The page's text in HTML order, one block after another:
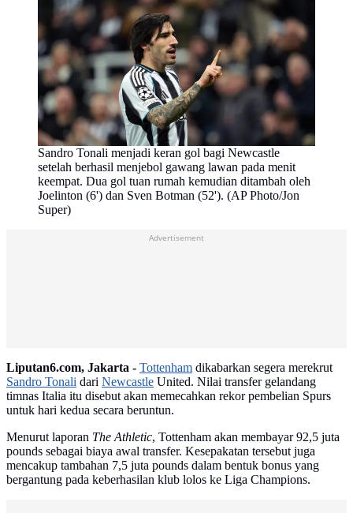
Sandro Tonali menjadi keran gol bagi Newcastle
setelah berhasil menjebol gawang lawan pada menit
keempat. Dua gol tuan rumah kemudian ditambah oleh
Joelinton (6') dan Sven Botman (52'). (AP Photo/Jon
Super)
Advertisement
Liputan6.com, Jakarta - Tottenham dikabarkan segera merekrut
Sandro Tonali dari Newcastle United. Nilai transfer gelandang
timnas Italia itu disebut akan memecahkan rekor pembelian Spurs
untuk hari kedua secara beruntun.
Menurut laporan The Athletic, Tottenham akan membayar 92,5 juta
pounds sebagai biaya awal transfer. Kesepakatan tersebut juga
mencakup tambahan 7,5 juta pounds dalam bentuk bonus yang
bergantung pada keberhasilan klub lolos ke Liga Champions.